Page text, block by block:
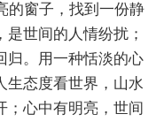
的窗子，找到一份静
世间的人情纷扰；
归。用一种恬淡的心
生态度看世界，山水
；心中有明亮，世间